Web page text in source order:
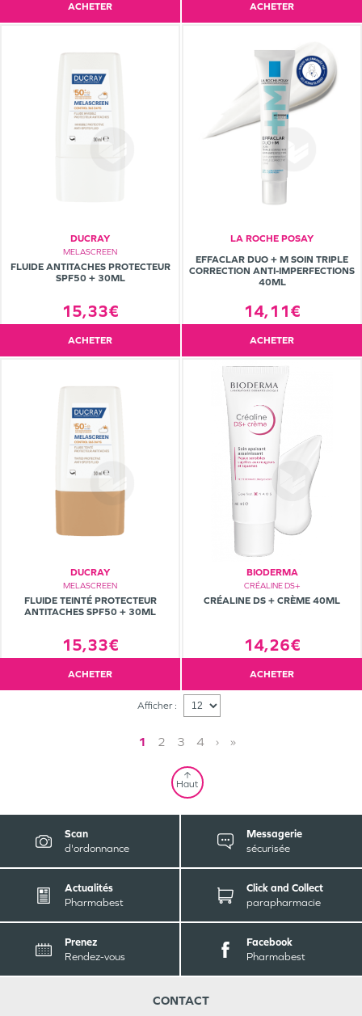
ACHETER ACHETER
DUCRAY
MELASCREEN
FLUIDE ANTITACHES PROTECTEUR
SPF50 + 30ML
15,33€
ACHETER
LA ROCHE POSAY
EFFACLAR DUO + M SOIN TRIPLE
CORRECTION ANTI-IMPERFECTIONS
40ML
14,11€
ACHETER
DUCRAY
MELASCREEN
FLUIDE TEINTÉ PROTECTEUR
ANTITACHES SPF50 + 30ML
15,33€
ACHETER
BIODERMA
CRÉALINE DS+
CRÉALINE DS + CRÈME 40ML
14,26€
ACHETER
Afficher :
1 2 3 4 › »
Haut
Scan
d'ordonnance
Messagerie
sécurisée
Actualités
Pharmabest
Click and Collect
parapharmacie
Prenez
Rendez-vous
Facebook
Pharmabest
CONTACT